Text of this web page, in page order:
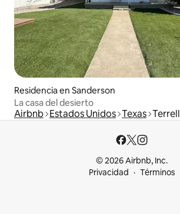
Residencia en Sanderson
La casa del desierto
Airbnb Estados Unidos Texas Terrell
© 2026 Airbnb, Inc.
Privacidad
Términos